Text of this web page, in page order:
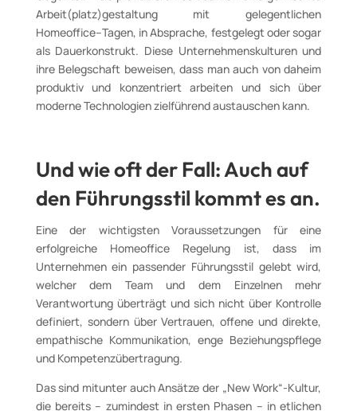
Arbeit(platz)gestaltung mit gelegentlichen
Homeoffice–Tagen, in Absprache, festgelegt oder sogar
als Dauerkonstrukt. Diese Unternehmenskulturen und
ihre Belegschaft beweisen, dass man auch von daheim
produktiv und konzentriert arbeiten und sich über
moderne Technologien zielführend austauschen kann.
Und wie oft der Fall: Auch auf
den Führungsstil kommt es an.
Eine der wichtigsten Voraussetzungen für eine
erfolgreiche Homeoffice Regelung ist, dass im
Unternehmen ein passender Führungsstil gelebt wird,
welcher dem Team und dem Einzelnen mehr
Verantwortung überträgt und sich nicht über Kontrolle
definiert, sondern über Vertrauen, offene und direkte,
empathische Kommunikation, enge Beziehungspflege
und Kompetenzübertragung.
Das sind mitunter auch Ansätze der „New Work“-Kultur,
die bereits – zumindest in ersten Phasen – in etlichen